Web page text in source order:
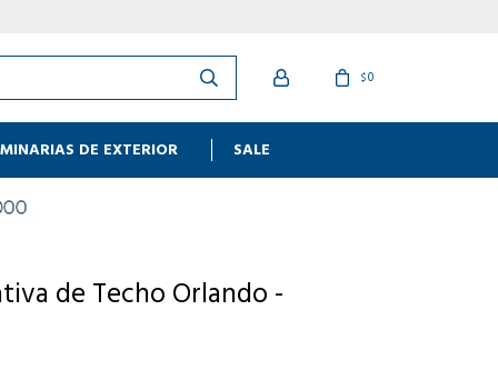
DE EXTERIOR SALE
$0
de Techo Orlando -